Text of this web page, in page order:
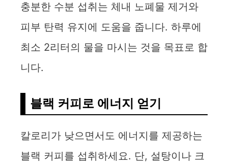
충분한 수분 섭취는 체내 노폐물 제거와
피부 탄력 유지에 도움을 줍니다. 하루에
최소 2리터의 물을 마시는 것을 목표로 합
니다.
블랙 커피로 에너지 얻기
칼로리가 낮으면서도 에너지를 제공하는
블랙 커피를 섭취하세요. 단, 설탕이나 크